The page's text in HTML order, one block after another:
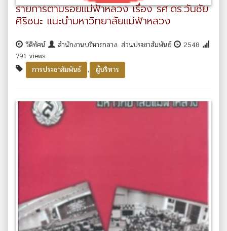
รายการตามรอยแม่ฟ้าหลวง เรื่อง รศ.ดร.วันชัย
ศิริชนะ แนะนำมหาวิทยาลัยแม่ฟ้าหลวง
วีดิทัศน์ สำนักงานบริหารกลาง. ส่วนประชาสัมพันธ์
2548
791 views
การประชาสัมพันธ์
, ผู้บริหาร